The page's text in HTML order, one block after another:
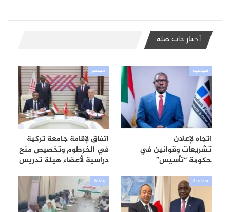
أخبار ذات صلة
سياسية
اتجاه لإعلان
تشريعات وقوانين في
حكومة “تأسيس”
مجتمع
اتفاق لإقامة جامعة تركية
في الخرطوم وتخصيص منح
دراسية لأعضاء هيئة تدريس
سياسية رياضة